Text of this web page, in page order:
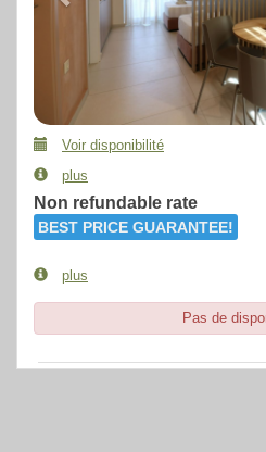
Voir disponibilité
plus
Non refundable rate
BEST PRICE GUARANTEE!
plus
Pas de